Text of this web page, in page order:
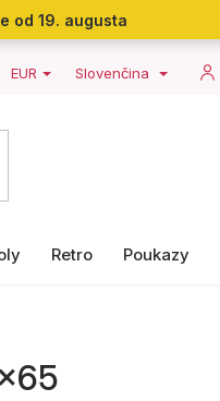
od 19. augusta
EUR Slovenčina
Retro Poukazy